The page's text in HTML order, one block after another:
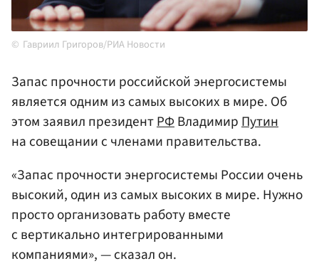
Гавриил Григоров/РИА Новости
Запас прочности российской энергосистемы
является одним из самых высоких в мире. Об
этом заявил президентРФВладимирПутин
на совещании с членами правительства.
«Запас прочности энергосистемы России очень
высокий, один из самых высоких в мире. Нужно
просто организовать работу вместе
с вертикально интегрированными
компаниями», — сказал он.